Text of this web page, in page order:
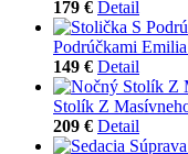
179 € Detail
Podrúčkami
149 € Detail
Stolík Z
209 € Detail